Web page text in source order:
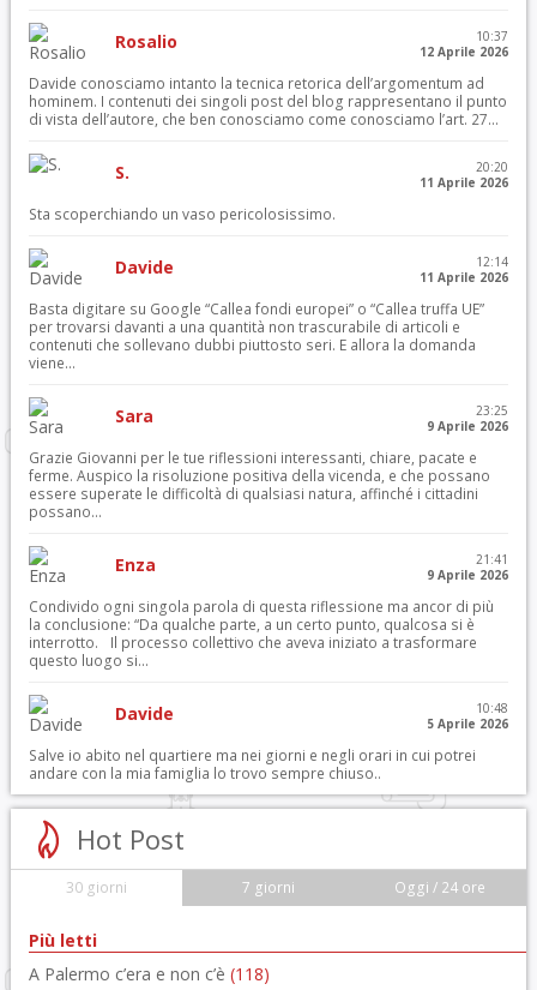
Rosalio
10:37
12 Aprile 2026
Davide conosciamo intanto la tecnica retorica dell’argomentum ad
hominem. I contenuti dei singoli post del blog rappresentano il punto
di vista dell’autore, che ben conosciamo come conosciamo l’art. 27...
S.
20:20
11 Aprile 2026
Sta scoperchiando un vaso pericolosissimo.
Davide
12:14
11 Aprile 2026
Basta digitare su Google “Callea fondi europei” o “Callea truffa UE”
per trovarsi davanti a una quantità non trascurabile di articoli e
contenuti che sollevano dubbi piuttosto seri. E allora la domanda
viene...
Sara
23:25
9 Aprile 2026
Grazie Giovanni per le tue riflessioni interessanti, chiare, pacate e
ferme. Auspico la risoluzione positiva della vicenda, e che possano
essere superate le difficoltà di qualsiasi natura, affinché i cittadini
possano...
Enza
21:41
9 Aprile 2026
Condivido ogni singola parola di questa riflessione ma ancor di più
la conclusione: “Da qualche parte, a un certo punto, qualcosa si è
interrotto. Il processo collettivo che aveva iniziato a trasformare
questo luogo si...
Davide
10:48
5 Aprile 2026
Salve io abito nel quartiere ma nei giorni e negli orari in cui potrei
andare con la mia famiglia lo trovo sempre chiuso..
Hot Post
30 giorni 7 giorni Oggi / 24 ore
Più letti
A Palermo c’era e non c’è (118)